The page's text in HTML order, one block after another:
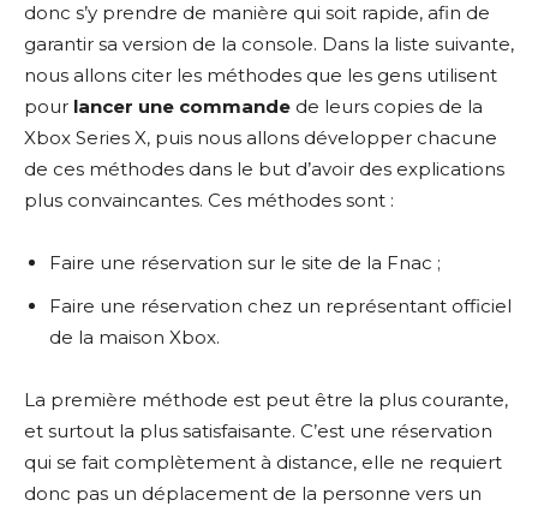
donc s’y prendre de manière qui soit rapide, afin de
garantir sa version de la console. Dans la liste suivante,
nous allons citer les méthodes que les gens utilisent
pour lancer une commande de leurs copies de la
Xbox Series X, puis nous allons développer chacune
de ces méthodes dans le but d’avoir des explications
plus convaincantes. Ces méthodes sont :
Faire une réservation sur le site de la Fnac ;
Faire une réservation chez un représentant officiel
de la maison Xbox.
La première méthode est peut être la plus courante,
et surtout la plus satisfaisante. C’est une réservation
qui se fait complètement à distance, elle ne requiert
donc pas un déplacement de la personne vers un